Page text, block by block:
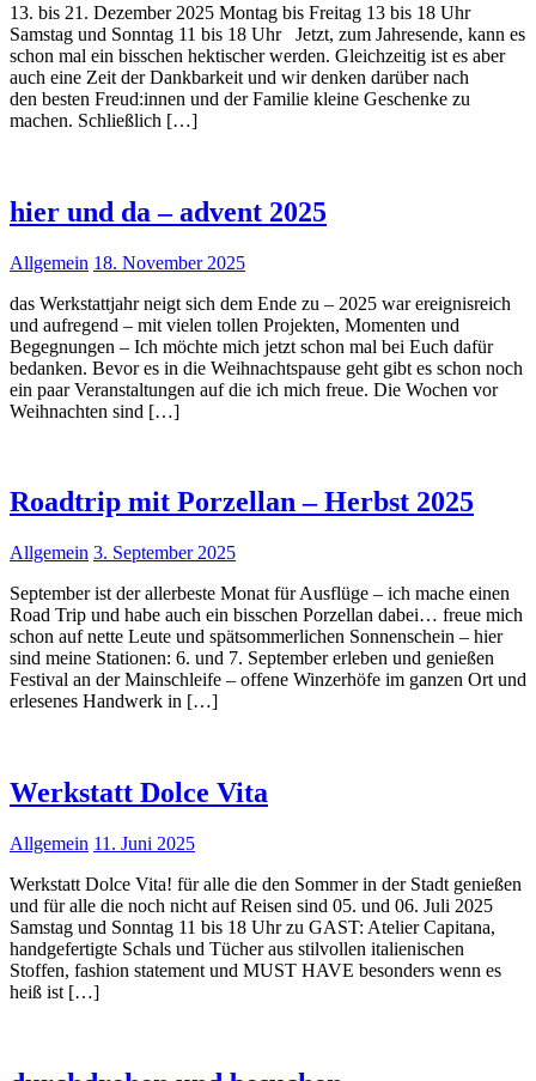
13. bis 21. Dezember 2025 Montag bis Freitag 13 bis 18 Uhr
Samstag und Sonntag 11 bis 18 Uhr Jetzt, zum Jahresende, kann es
schon mal ein bisschen hektischer werden. Gleichzeitig ist es aber
auch eine Zeit der Dankbarkeit und wir denken darüber nach
den besten Freud:innen und der Familie kleine Geschenke zu
machen. Schließlich […]
hier und da – advent 2025
Allgemein 18. November 2025
das Werkstattjahr neigt sich dem Ende zu – 2025 war ereignisreich
und aufregend – mit vielen tollen Projekten, Momenten und
Begegnungen – Ich möchte mich jetzt schon mal bei Euch dafür
bedanken. Bevor es in die Weihnachtspause geht gibt es schon noch
ein paar Veranstaltungen auf die ich mich freue. Die Wochen vor
Weihnachten sind […]
Roadtrip mit Porzellan – Herbst 2025
Allgemein 3. September 2025
September ist der allerbeste Monat für Ausflüge – ich mache einen
Road Trip und habe auch ein bisschen Porzellan dabei… freue mich
schon auf nette Leute und spätsommerlichen Sonnenschein – hier
sind meine Stationen: 6. und 7. September erleben und genießen
Festival an der Mainschleife – offene Winzerhöfe im ganzen Ort und
erlesenes Handwerk in […]
Werkstatt Dolce Vita
Allgemein 11. Juni 2025
Werkstatt Dolce Vita! für alle die den Sommer in der Stadt genießen
und für alle die noch nicht auf Reisen sind 05. und 06. Juli 2025
Samstag und Sonntag 11 bis 18 Uhr zu GAST: Atelier Capitana,
handgefertigte Schals und Tücher aus stilvollen italienischen
Stoffen, fashion statement und MUST HAVE besonders wenn es
heiß ist […]